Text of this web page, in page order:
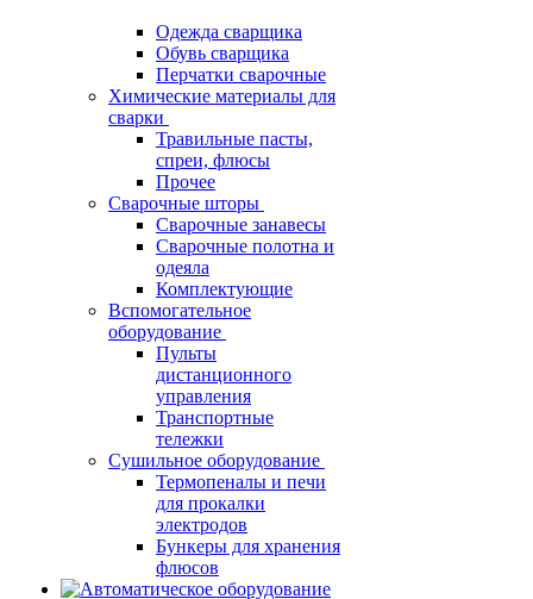
Одежда сварщика
Обувь сварщика
Перчатки сварочные
Химические материалы для
сварки
Травильные пасты,
спреи, флюсы
Прочее
Сварочные шторы
Сварочные занавесы
Сварочные полотна и
одеяла
Комплектующие
Вспомогательное
оборудование
Пульты
дистанционного
управления
Транспортные
тележки
Сушильное оборудование
Термопеналы и печи
для прокалки
электродов
Бункеры для хранения
флюсов